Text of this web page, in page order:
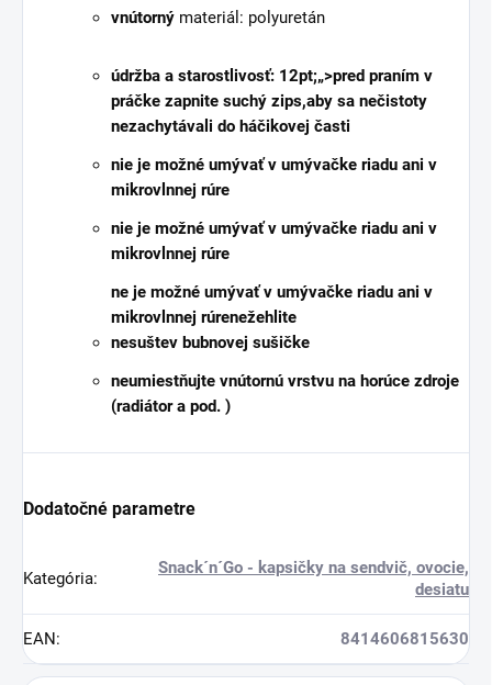
vnútorný materiál: polyuretán
údržba a starostlivosť: 12pt;„>pred praním v
práčke zapnite suchý zips,aby sa nečistoty
nezachytávali do háčikovej časti
nie je možné umývať v umývačke riadu ani v
mikrovlnnej rúre
nie je možné umývať v umývačke riadu ani v
mikrovlnnej rúre
ne je možné umývať v umývačke riadu ani v
mikrovlnnej rúrenežehlite
nesuštev bubnovej sušičke
neumiestňujte vnútornú vrstvu na horúce zdroje
(radiátor a pod. )
Dodatočné parametre
Kategória:
Snack´n´Go - kapsičky na sendvič, ovocie,
desiatu
EAN: 8414606815630